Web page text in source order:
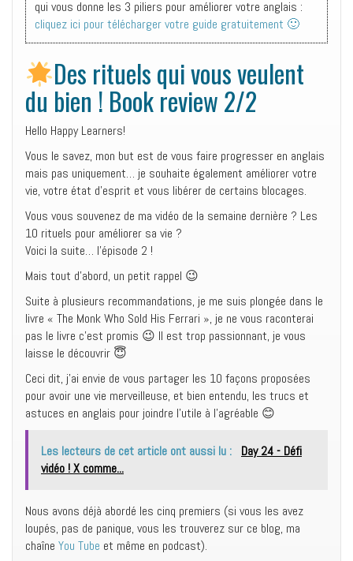
qui vous donne les 3 piliers pour améliorer votre anglais :
cliquez ici pour télécharger votre guide gratuitement 🙂
Des rituels qui vous veulent
du bien ! Book review 2/2
Hello Happy Learners!
Vous le savez, mon but est de vous faire progresser en anglais
mais pas uniquement… je souhaite également améliorer votre
vie, votre état d’esprit et vous libérer de certains blocages.
Vous vous souvenez de ma vidéo de la semaine dernière ? Les
10 rituels pour améliorer sa vie ?
Voici la suite… l’épisode 2 !
Mais tout d’abord, un petit rappel 😉
Suite à plusieurs recommandations, je me suis plongée dans le
livre « The Monk Who Sold His Ferrari », je ne vous raconterai
pas le livre c’est promis 😉 Il est trop passionnant, je vous
laisse le découvrir 😇
Ceci dit, j’ai envie de vous partager les 10 façons proposées
pour avoir une vie merveilleuse, et bien entendu, les trucs et
astuces en anglais pour joindre l’utile à l’agréable 😊
Les lecteurs de cet article ont aussi lu :
Day 24 - Défi
vidéo ! X comme...
Nous avons déjà abordé les cinq premiers (si vous les avez
loupés, pas de panique, vous les trouverez sur ce blog, ma
chaîne You Tube et même en podcast).